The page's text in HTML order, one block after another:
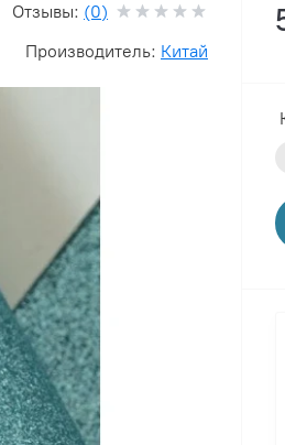
Отзывы: (0)
Производитель: Китай